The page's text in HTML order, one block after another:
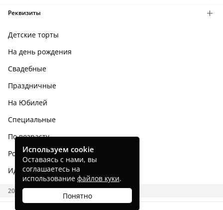
Реквизиты
Детские торты
На день рождения
Свадебные
Праздничные
На Юбилей
Специальные
По возрасту
Родным и близким
Идеи тортов
2026 CAKES.RU
Используем cookie
Оставаясь с нами, вы
соглашаетесь на
использование файлов куки.
Понятно